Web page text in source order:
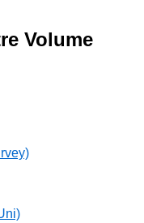
Volume